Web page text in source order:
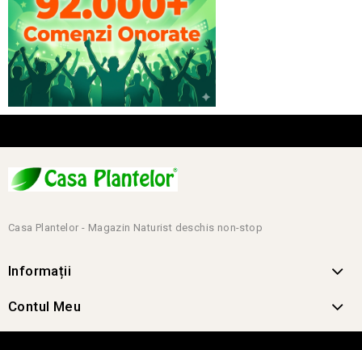
Casa Plantelor - Magazin Naturist deschis non-stop
Informații
Contul Meu